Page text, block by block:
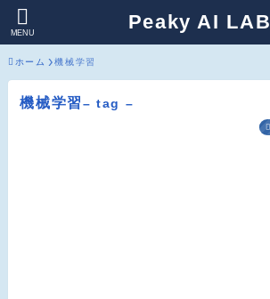
Peaky AI LAB
MENU
ホーム 機械学習
機械学習– tag –